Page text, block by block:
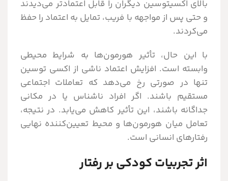
بالای اکسیتوسین دیگران را قابل اعتمادتر می‌دیدند
و حتی پس از مواجهه با فریب، تمایل به اعتماد را حفظ
می‌کردند.
با این حال، تأثیر هورمون‌ها به شرایط محیطی
وابسته است. افزایش اعتماد ناشی از اکسی توسین
تنها در صورتی رخ می‌دهد که تعاملات اجتماعی
مستقیم باشند. اگر افراد ناشناس یا در مکانی
جداگانه باشند، این تأثیر کاهش می‌یابد. در نتیجه،
تعامل میان هورمون‌ها و محیط تعیین‌کننده نهایی
رفتارهای انسانی است.
اثر تجربیات کودکی بر رفتار